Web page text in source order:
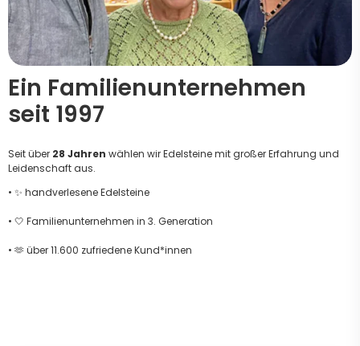
Ein Familienunternehmen
seit 1997
Seit über 28 Jahren wählen wir Edelsteine mit großer Erfahrung und
Leidenschaft aus.
• ✨ handverlesene Edelsteine
• 🤍 Familienunternehmen in 3. Generation
• 🫶 über 11.600 zufriedene Kund*innen